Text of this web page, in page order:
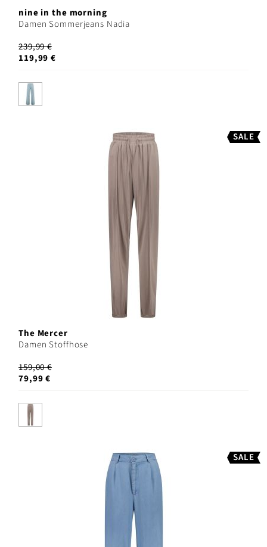
nine in the morning
Damen Sommerjeans Nadia
239,99 €
119,99 €
SALE
The Mercer
Damen Stoffhose
159,00 €
79,99 €
SALE